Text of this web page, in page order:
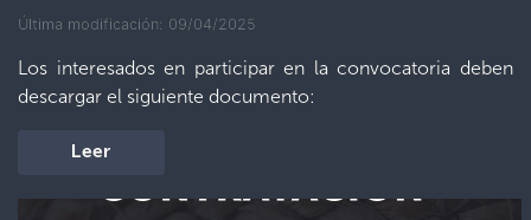
Última modificación: 09/04/2025
Los interesados en participar en la convocatoria deben
descargar el siguiente documento:
Leer